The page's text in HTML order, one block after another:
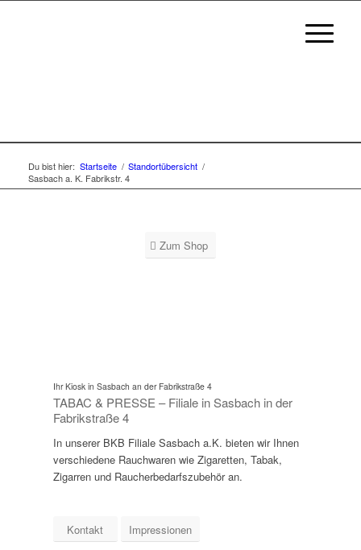
Du bist hier: Startseite / Standortübersicht /
Sasbach a. K. Fabrikstr. 4
Zum Shop
Ihr Kiosk in Sasbach an der Fabrikstraße 4
TABAC & PRESSE – Filiale in Sasbach in der
Fabrikstraße 4
In unserer BKB Filiale Sasbach a.K. bieten wir Ihnen
verschiedene Rauchwaren wie Zigaretten, Tabak,
Zigarren und Raucherbedarfszubehör an.
Kontakt Impressionen